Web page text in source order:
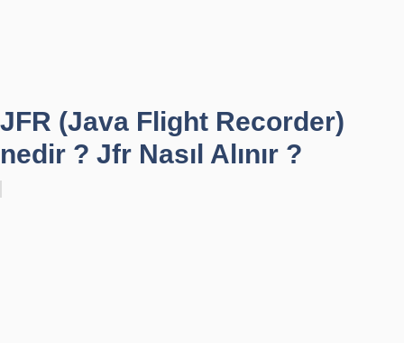
JFR (Java Flight Recorder)
nedir ? Jfr Nasıl Alınır ?